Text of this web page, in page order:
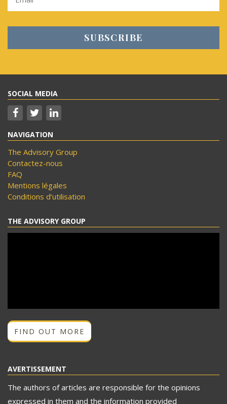
SOCIAL MEDIA
NAVIGATION
The Advisory Group
Contactez-nous
FAQ
Mentions légales
Conditions d’utilisation
THE ADVISORY GROUP
FIND OUT MORE
AVERTISSEMENT
The authors of articles are responsible for the opinions
expressed in them and the information provided